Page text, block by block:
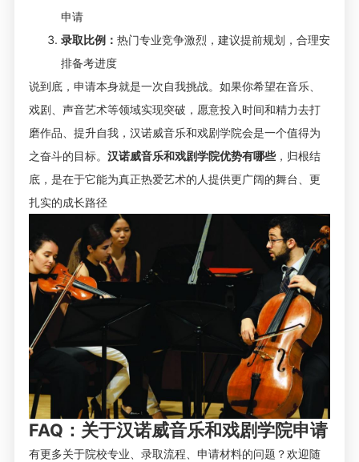
申请
录取比例： 热门专业竞争激烈，建议提前规划，合理安
排备考进度
说到底，申请本身就是一次自我挑战。如果你希望在音乐、
戏剧、声音艺术等领域实现突破，愿意投入时间和精力去打
磨作品、提升自我，汉诺威音乐和戏剧学院会是一个值得为
之奋斗的目标。 汉诺威音乐和戏剧学院优势有哪些，归根结
底，是在于它能为真正热爱艺术的人提供更广阔的舞台、更
扎实的成长路径
FAQ：关于汉诺威音乐和戏剧学院申请
有更多关于院校专业、录取流程、申请材料的问题？欢迎随